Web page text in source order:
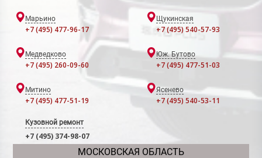
Марьино
+7 (495) 477-96-17
Щукинская
+7 (495) 540-57-93
Медведково
+7 (495) 260-09-60
Юж. Бутово
+7 (495) 477-51-03
Митино
+7 (495) 477-51-19
Ясенево
+7 (495) 540-53-11
Кузовной ремонт
+7 (495) 374-98-07
МОСКОВСКАЯ ОБЛАСТЬ